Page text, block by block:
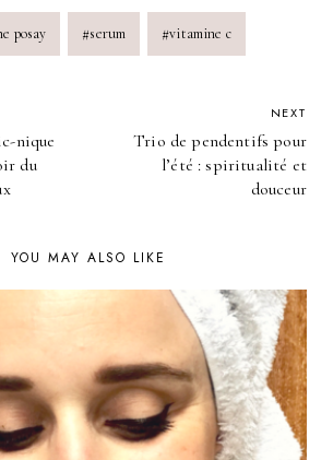
posay #serum #vitamine c
nique
du
NEXT
Trio de pendentifs pour
l’été : spiritualité et
douceur
YOU MAY ALSO LIKE